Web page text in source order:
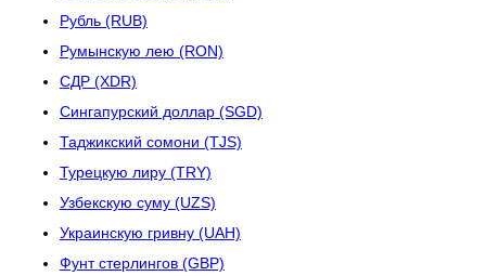
Рубль (RUB)
Румынскую лею (RON)
СДР (XDR)
Сингапурский доллар (SGD)
Таджикский сомони (TJS)
Турецкую лиру (TRY)
Узбекскую суму (UZS)
Украинскую гривну (UAH)
Фунт стерлингов (GBP)